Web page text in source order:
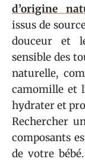
d’origine
issus de
douceur et
sensible des
naturelle,
camomille et
hydrater et
Rechercher
composants
de votre